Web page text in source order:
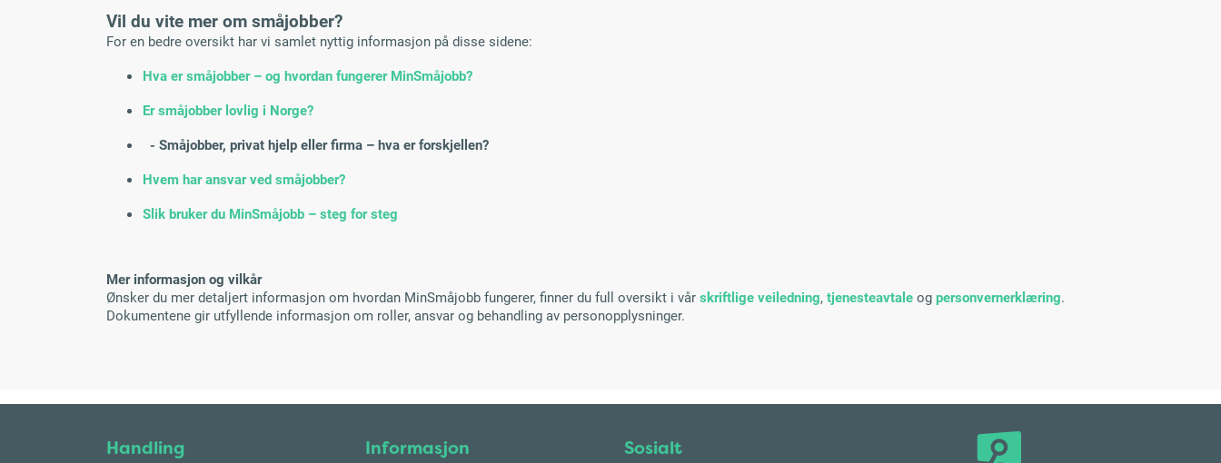
Vil du vite mer om småjobber?
For en bedre oversikt har vi samlet nyttig informasjon på disse sidene:
Hva er småjobber – og hvordan fungerer MinSmåjobb?
Er småjobber lovlig i Norge?
- Småjobber, privat hjelp eller firma – hva er forskjellen?
Hvem har ansvar ved småjobber?
Slik bruker du MinSmåjobb – steg for steg
Mer informasjon og vilkår
Ønsker du mer detaljert informasjon om hvordan MinSmåjobb fungerer, finner du full oversikt i vår skriftlige veiledning, tjenesteavtale og personvernerklæring.
Dokumentene gir utfyllende informasjon om roller, ansvar og behandling av personopplysninger.
Handling Informasjon Sosialt